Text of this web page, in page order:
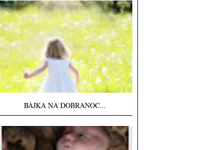
BAJKA NA DOBRANOC...